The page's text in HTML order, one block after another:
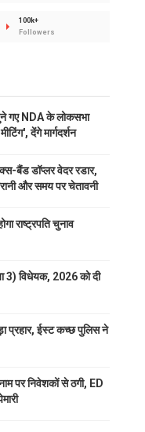
100k+
Followers
गए NDA के लोकसभा
देंगे मार्गदर्शन
बैंड डॉप्लर वेदर रडार,
और समय पर चेतावनी
राष्ट्रपति चुनाव
3) विधेयक, 2026 को दी
प्रहार, ईस्ट कच्छ पुलिस ने
पर निवेशकों से ठगी, ED